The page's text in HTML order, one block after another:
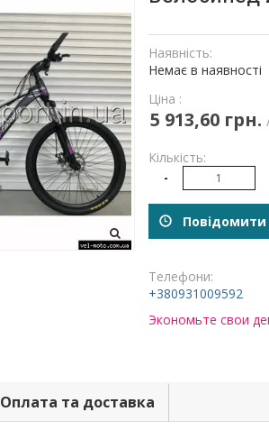
Наявність:
Немає в наявності
Ціна :
5 913,60 грн.
Кількість:
-
Повідомити
Телефони:
+380931009592
Экономьте свои
Оплата та доставка